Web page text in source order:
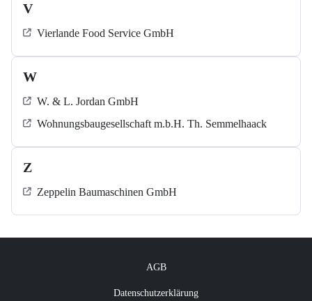
V
Vierlande Food Service GmbH
W
W. & L. Jordan GmbH
Wohnungsbaugesellschaft m.b.H. Th. Semmelhaack
Z
Zeppelin Baumaschinen GmbH
AGB
Datenschutzerklärung